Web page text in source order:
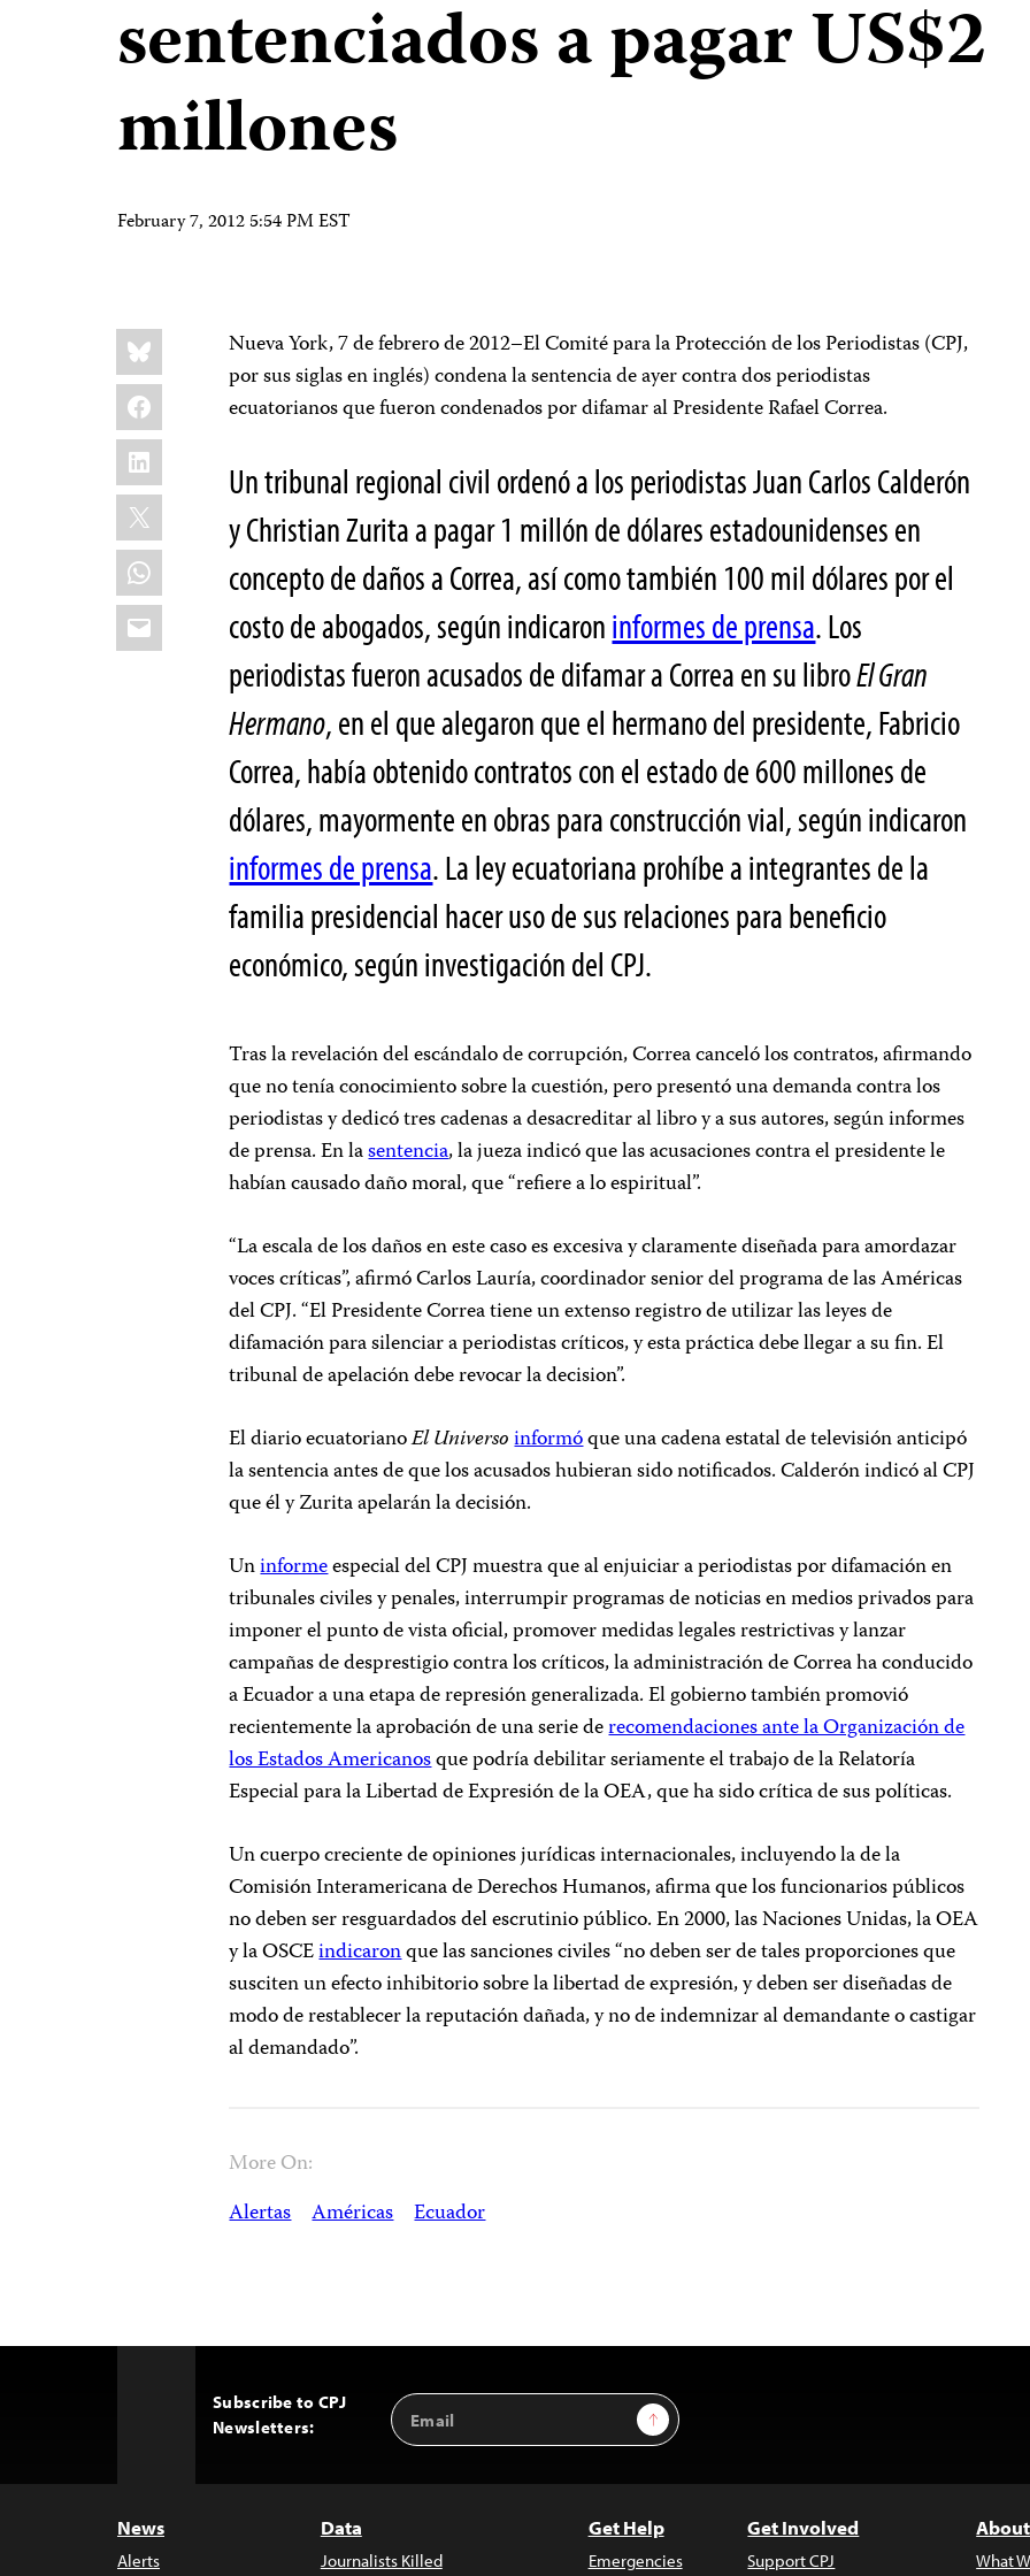
sentenciados a pagar US$2
millones
February 7, 2012 5:54 PM EST
Share
this:
Bluesky
Facebook
LinkedIn
X
WhatsApp
Email
Nueva York, 7 de febrero de 2012–El Comité para la Protección de los Periodistas (CPJ,
por sus siglas en inglés) condena la sentencia de ayer contra dos periodistas
ecuatorianos que fueron condenados por difamar al Presidente Rafael Correa.
Un tribunal regional civil ordenó a los periodistas Juan Carlos Calderón
y Christian Zurita a pagar 1 millón de dólares estadounidenses en
concepto de daños a Correa, así como también 100 mil dólares por el
costo de abogados, según indicaroninformes de prensa. Los
periodistas fueron acusados de difamar a Correa en su libroEl Gran
Hermano, en el que alegaron que el hermano del presidente, Fabricio
Correa, había obtenido contratos con el estado de 600 millones de
dólares, mayormente en obras para construcción vial, según indicaron
informes de prensa. La ley ecuatoriana prohíbe a integrantes de la
familia presidencial hacer uso de sus relaciones para beneficio
económico, según investigación del CPJ.
Tras la revelación del escándalo de corrupción, Correa canceló los contratos, afirmando
que no tenía conocimiento sobre la cuestión, pero presentó una demanda contra los
periodistas y dedicó tres cadenas a desacreditar al libro y a sus autores, según informes
de prensa. En lasentencia, la jueza indicó que las acusaciones contra el presidente le
habían causado daño moral, que “refiere a lo espiritual”.
“La escala de los daños en este caso es excesiva y claramente diseñada para amordazar
voces críticas”, afirmó Carlos Lauría, coordinador senior del programa de las Américas
del CPJ. “El Presidente Correa tiene un extenso registro de utilizar las leyes de
difamación para silenciar a periodistas críticos, y esta práctica debe llegar a su fin. El
tribunal de apelación debe revocar la decision”.
El diario ecuatorianoEl Universoinformóque una cadena estatal de televisión anticipó
la sentencia antes de que los acusados hubieran sido notificados. Calderón indicó al CPJ
que él y Zurita apelarán la decisión.
Uninformeespecial del CPJ muestra que al enjuiciar a periodistas por difamación en
tribunales civiles y penales, interrumpir programas de noticias en medios privados para
imponer el punto de vista oficial, promover medidas legales restrictivas y lanzar
campañas de desprestigio contra los críticos, la administración de Correa ha conducido
a Ecuador a una etapa de represión generalizada. El gobierno también promovió
recientemente la aprobación de una serie derecomendaciones ante la Organización de
los Estados Americanosque podría debilitar seriamente el trabajo de la Relatoría
Especial para la Libertad de Expresión de la OEA, que ha sido crítica de sus políticas.
Un cuerpo creciente de opiniones jurídicas internacionales, incluyendo la de la
Comisión Interamericana de Derechos Humanos, afirma que los funcionarios públicos
no deben ser resguardados del escrutinio público. En 2000, las Naciones Unidas, la OEA
y la OSCEindicaronque las sanciones civiles “no deben ser de tales proporciones que
susciten un efecto inhibitorio sobre la libertad de expresión, y deben ser diseñadas de
modo de restablecer la reputación dañada, y no de indemnizar al demandante o castigar
al demandado”.
More On:
Alertas Américas Ecuador
Subscribe to CPJ
Newsletters:
Email
Address
Sign Up
News
Alerts
Data
Journalists Killed
Get Help
Emergencies
Get Involved
Support CPJ What